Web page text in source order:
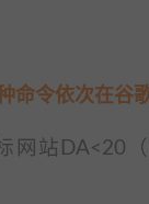
命令依次在谷
网站DA<20